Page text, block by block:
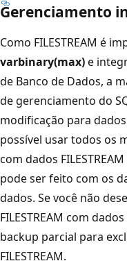
Gerenciamento
Como FILESTREAM é
varbinary(max)e
de Banco de Dados, a
de gerenciamento do
modificação para dados
possível usar todos os
com dados
pode ser feito com os
dados. Se você não
FILESTREAM com
backup parcial para
FILESTREAM.